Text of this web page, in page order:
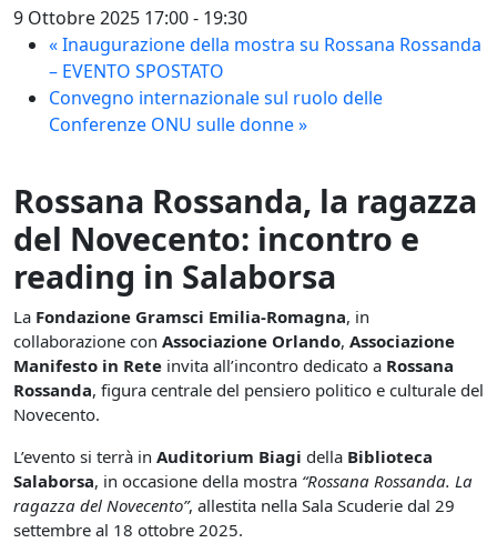
9 Ottobre 2025 17:00- 19:30
«Inaugurazione della mostra su Rossana Rossanda
– EVENTO SPOSTATO
Convegno internazionale sul ruolo delle
Conferenze ONU sulle donne»
Rossana Rossanda, la ragazza
del Novecento: incontro e
reading in Salaborsa
La Fondazione Gramsci Emilia-Romagna, in
collaborazione con Associazione Orlando, Associazione
Manifesto in Rete invita all’incontro dedicato a Rossana
Rossanda, figura centrale del pensiero politico e culturale del
Novecento.
L’evento si terrà in Auditorium Biagi della Biblioteca
Salaborsa, in occasione della mostra “Rossana Rossanda. La
ragazza del Novecento”, allestita nella Sala Scuderie dal 29
settembre al 18 ottobre 2025.